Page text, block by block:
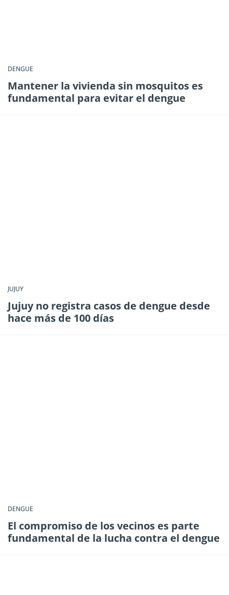
DENGUE
Mantener la vivienda sin mosquitos es
fundamental para evitar el dengue
JUJUY
Jujuy no registra casos de dengue desde
hace más de 100 días
DENGUE
El compromiso de los vecinos es parte
fundamental de la lucha contra el dengue